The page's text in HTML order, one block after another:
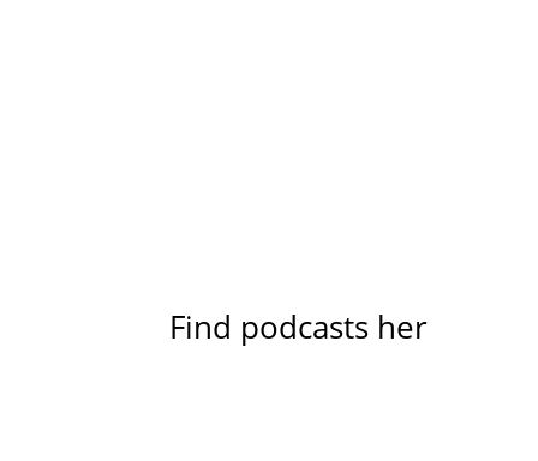
Find podcasts her